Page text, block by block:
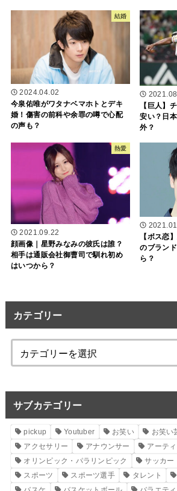
結婚
2024.04.02
今泉佑唯がワタナベマホトとデキ
婚！傷害の前科や余罪の噂で心配
の声も？
【巨人】
安い？日
外？
熱愛
2021.09.22
顔画像｜星野みなみの彼氏は誰？
相手は通販会社御曹司で馴れ初め
はいつから？
【ボス恋
のブラン
ら？
カテゴリー
サブカテゴリー
pickup Youtuber お笑い お笑い
アクセサリー
アナウンサー アーテ
オリンピック・パラリンピック
サッカー
スポーツ
スポーツ選手 タレント